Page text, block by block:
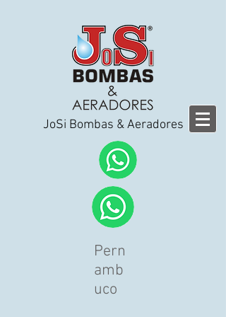
JoSi Bombas & Aeradores
Pern
amb
uco